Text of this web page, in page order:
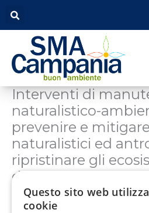
contenuto
Interventi di
naturalistico-
prevenire e
naturalistici ed
ripristinare gli
danneggiati da
(POC)
Questo sito web utilizza
cookie